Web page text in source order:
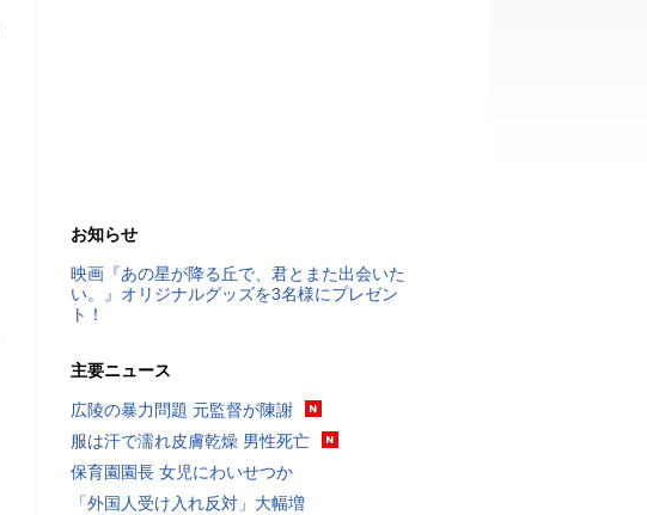
お知らせ
映画『あの星が降る丘で、君とまた出会いた
い。』オリジナルグッズを3名様にプレゼン
ト！
主要ニュース
広陵の暴力問題 元監督が陳謝
服は汗で濡れ皮膚乾燥 男性死亡
保育園園長 女児にわいせつか
「外国人受け入れ反対」大幅増